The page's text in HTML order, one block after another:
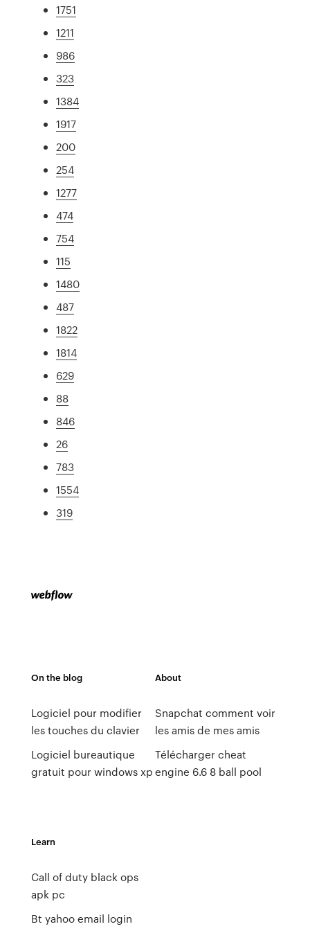
1751
1211
986
323
1384
1917
200
254
1277
474
754
115
1480
487
1822
1814
629
88
846
26
783
1554
319
On the blog
Logiciel pour modifier
les touches du clavier
Logiciel bureautique
gratuit pour windows xp
About
Snapchat comment voir
les amis de mes amis
Télécharger cheat
engine 6.6 8 ball pool
Learn
Call of duty black ops
apk pc
Bt yahoo email login